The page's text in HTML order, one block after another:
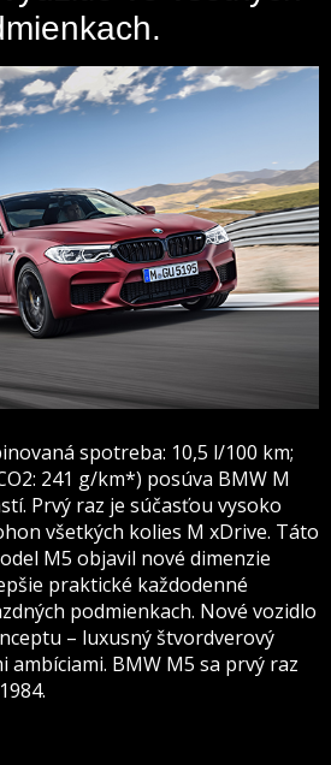
spotreba: 10,5 l/100 km;
241 g/km*) posúva BMW M
Prvý raz je súčasťou vysoko
všetkých kolies M xDrive. Táto
M5 objavil nové dimenzie
praktické každodenné
podmienkach. Nové vozidlo
– luxusný štvordverový
ambíciami. BMW M5 sa prvý raz